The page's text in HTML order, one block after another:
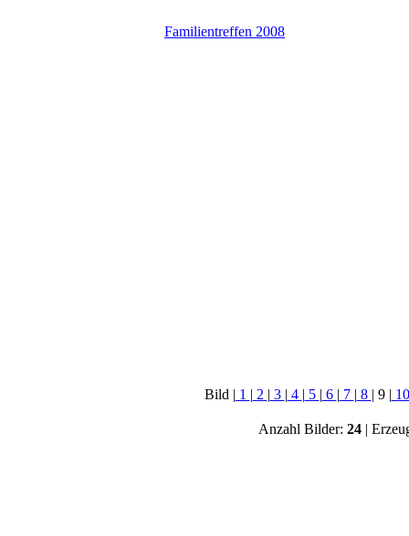
Familientreffen 2008
Bild | 1 | 2 | 3 | 4 | 5 | 6 | 7 | 8 | 9 |
Anzahl Bilder: 24 |